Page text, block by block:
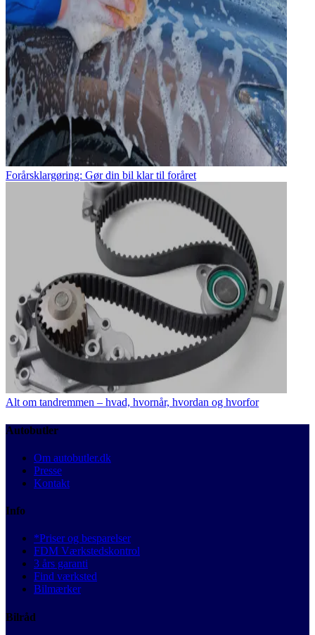
Forårsklargøring: Gør din bil klar til foråret
Alt om tandremmen – hvad, hvornår, hvordan og hvorfor
Autobutler
Om autobutler.dk
Presse
Kontakt
Info
*Priser og besparelser
FDM Værkstedskontrol
3 års garanti
Find værksted
Bilmærker
Bilråd